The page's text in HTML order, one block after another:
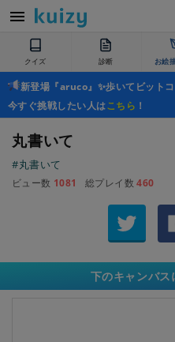
クイズ 診断 お絵
新登場『aruco』✨歩いてビット
今すぐ挑戦したい人はこちら ！
丸書いて
#丸書いて
ビュー数 1081 総プレイ数 460
下のキャンバ